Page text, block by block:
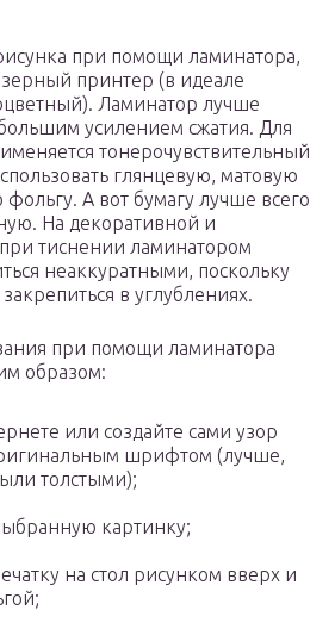
при помощи ламинатора,
принтер (в идеале
Ламинатор лучше
усилением сжатия. Для
тонерочувствительный
глянцевую, матовую
А вот бумагу лучше всего
На декоративной и
тиснении ламинатором
неаккуратными, поскольку
в углублениях.
при помощи ламинатора
образом:
или создайте сами узор
шрифтом (лучше,
толстыми);
картинку;
на стол рисунком вверх и